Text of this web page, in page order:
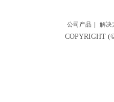
公司产品 解决
COPYRIGHT